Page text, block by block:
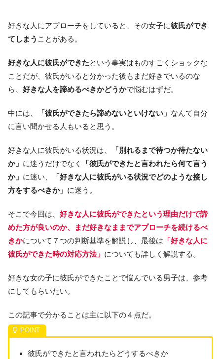
好きな人にアプローチをしていると、その女子に彼氏ができ
てしまう ことがある。
好きな人に彼氏ができたという事実はものすごくショックな
ことだが、彼氏がいると分かった後もまだ好きでいるのな
ら、 好きな人を諦めるべきかどうかで悩むはずだ。
中には、 「彼氏ができたら諦めないといけない」 なんて自分
に言い聞かせる人もいると思う。
好きな人に彼氏がいる状況は、
「別れるまで待つか待たない
か」 に迷うだけでなく
「彼氏ができたと言われたら何て言う
か」 に迷い、
「好きな人に彼氏がいる状況でどのような接し
方をするべきか」 に迷う。
そこで今回は、 好きな人に彼氏ができたという理由だけで諦
めた方が良いのか、まだ好きなままでアプローチを続けるべ
きかについて７つの判断基準を解説し、最後は 「好きな人に
彼氏ができた時の対応方法」 についても詳しく解説する。
好きな女の子に彼氏ができたことで悩んでいる男子は、参考
にしてもらいたい。
この記事で分かることは主に以下の４点だ。
彼氏ができたと言われたらどうするべきか